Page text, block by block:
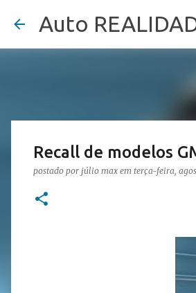
Auto
Recall de modelos
postado por júlio max em terça-feira,